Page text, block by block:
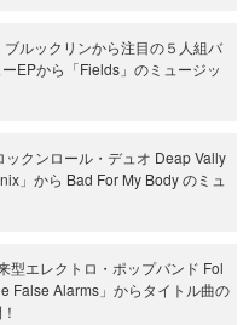
ルックリンから注目の５人組バ
EPから「Fields」のミュージッ
クンロール・デュオ Deap Vally
」から Bad For My Body のミュ
型エレクトロ・ポップバンド Fol
False Alarms」からタイトル曲の